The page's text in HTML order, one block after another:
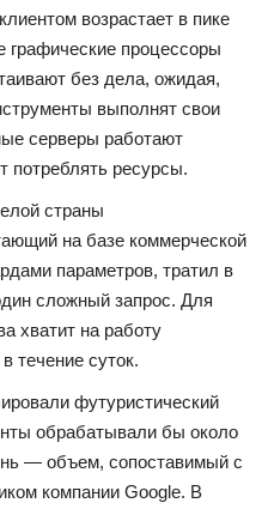
возрастает в пике
графические процессоры
без дела, ожидая,
выполнят свои
серверы работают
потреблять ресурсы.
страны
на базе коммерческой
параметров, тратил в
сложный запрос. Для
хватит на работу
течение суток.
футуристический
обрабатывали бы около
— объем, сопоставимый с
компании Google. В